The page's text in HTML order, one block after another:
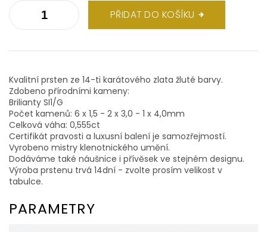
PŘIDAT DO KOŠÍKU
Kvalitní prsten ze 14-ti karátového zlata žluté barvy.
Zdobeno přírodními kameny:
Brilianty SI1/G
Počet kamenů: 6 x 1,5 - 2 x 3,0 - 1 x 4,0mm
Celková váha: 0,555ct
Certifikát pravosti a luxusní balení je samozřejmostí.
Vyrobeno mistry klenotnického umění.
Dodáváme také náušnice i přívěsek ve stejném designu.
Výroba prstenu trvá 14dní - zvolte prosím velikost v
tabulce.
PARAMETRY